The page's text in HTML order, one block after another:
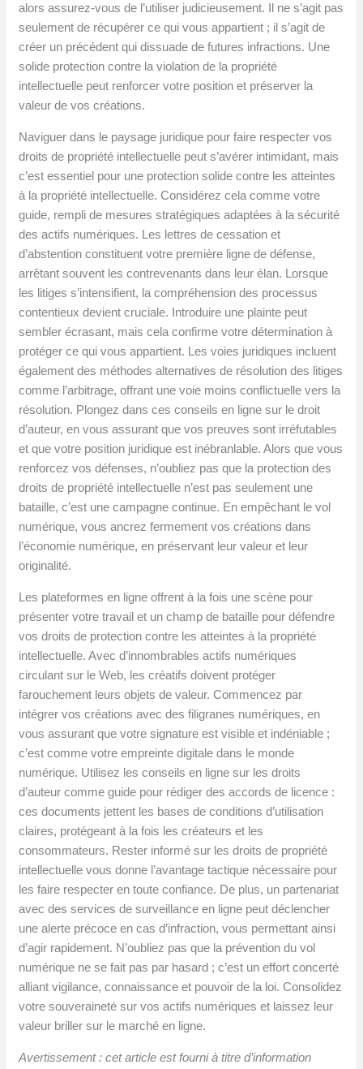
alors assurez-vous de l’utiliser judicieusement. Il ne s’agit pas
seulement de récupérer ce qui vous appartient ; il s’agit de
créer un précédent qui dissuade de futures infractions. Une
solide protection contre la violation de la propriété
intellectuelle peut renforcer votre position et préserver la
valeur de vos créations.
Naviguer dans le paysage juridique pour faire respecter vos
droits de propriété intellectuelle peut s’avérer intimidant, mais
c’est essentiel pour une protection solide contre les atteintes
à la propriété intellectuelle. Considérez cela comme votre
guide, rempli de mesures stratégiques adaptées à la sécurité
des actifs numériques. Les lettres de cessation et
d’abstention constituent votre première ligne de défense,
arrêtant souvent les contrevenants dans leur élan. Lorsque
les litiges s’intensifient, la compréhension des processus
contentieux devient cruciale. Introduire une plainte peut
sembler écrasant, mais cela confirme votre détermination à
protéger ce qui vous appartient. Les voies juridiques incluent
également des méthodes alternatives de résolution des litiges
comme l’arbitrage, offrant une voie moins conflictuelle vers la
résolution. Plongez dans ces conseils en ligne sur le droit
d’auteur, en vous assurant que vos preuves sont irréfutables
et que votre position juridique est inébranlable. Alors que vous
renforcez vos défenses, n’oubliez pas que la protection des
droits de propriété intellectuelle n’est pas seulement une
bataille, c’est une campagne continue. En empêchant le vol
numérique, vous ancrez fermement vos créations dans
l’économie numérique, en préservant leur valeur et leur
originalité.
Les plateformes en ligne offrent à la fois une scène pour
présenter votre travail et un champ de bataille pour défendre
vos droits de protection contre les atteintes à la propriété
intellectuelle. Avec d’innombrables actifs numériques
circulant sur le Web, les créatifs doivent protéger
farouchement leurs objets de valeur. Commencez par
intégrer vos créations avec des filigranes numériques, en
vous assurant que votre signature est visible et indéniable ;
c’est comme votre empreinte digitale dans le monde
numérique. Utilisez les conseils en ligne sur les droits
d’auteur comme guide pour rédiger des accords de licence :
ces documents jettent les bases de conditions d’utilisation
claires, protégeant à la fois les créateurs et les
consommateurs. Rester informé sur les droits de propriété
intellectuelle vous donne l’avantage tactique nécessaire pour
les faire respecter en toute confiance. De plus, un partenariat
avec des services de surveillance en ligne peut déclencher
une alerte précoce en cas d’infraction, vous permettant ainsi
d’agir rapidement. N’oubliez pas que la prévention du vol
numérique ne se fait pas par hasard ; c’est un effort concerté
alliant vigilance, connaissance et pouvoir de la loi. Consolidez
votre souveraineté sur vos actifs numériques et laissez leur
valeur briller sur le marché en ligne.
Avertissement : cet article est fourni à titre d’information